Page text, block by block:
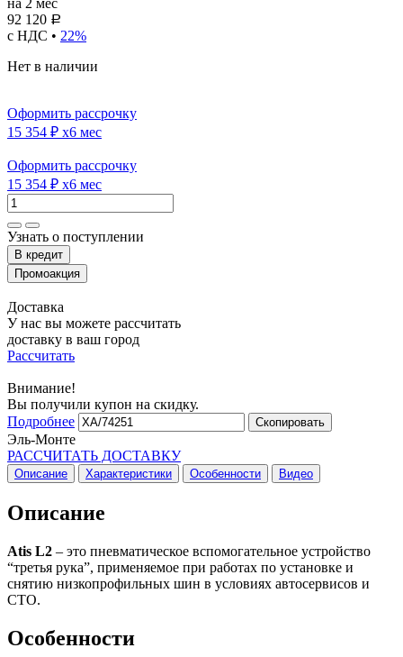
92 120 Р
с НДС • 22%
Нет в наличии
Оформить рассрочку
15 354 ₽ x6 мес
Оформить рассрочку
15 354 ₽ x6 мес
Узнать о поступлении
Доставка
У нас вы можете рассчитать
доставку в ваш город
Рассчитать
Внимание!
Вы получили купон на скидку.
Подробнее
Скопировать
Эль-Монте
РАССЧИТАТЬ ДОСТАВКУ
Описание Характеристики Особенности Видео
Описание
Atis L2 – это пневматическое вспомогательное устройство
“третья рука”, применяемое при работах по установке и
снятию низкопрофильных шин в условиях автосервисов и
СТО.
Особенности